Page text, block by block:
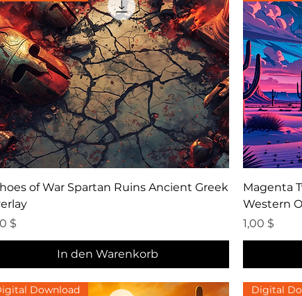
Schnellansicht
of War Spartan Ruins Ancient Greek
$
In den Warenkorb
Magenta
Western
Preis
1,00 $
Download Digital